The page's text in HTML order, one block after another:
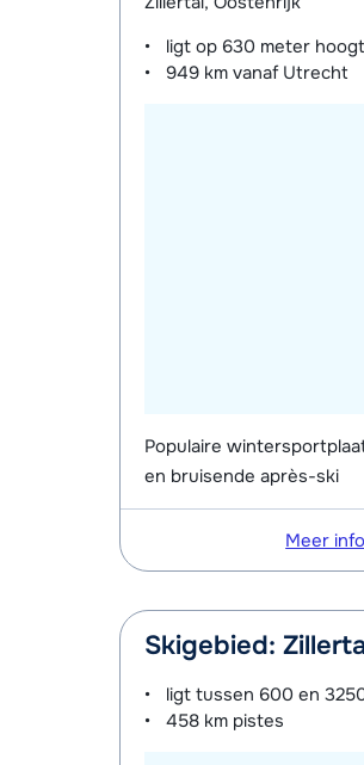
ligt op 630 meter
949 km vanaf Utrecht
Populaire
en bruisende après-ski
Meer
Skigebied:
ligt tussen 600 en
458 km pistes